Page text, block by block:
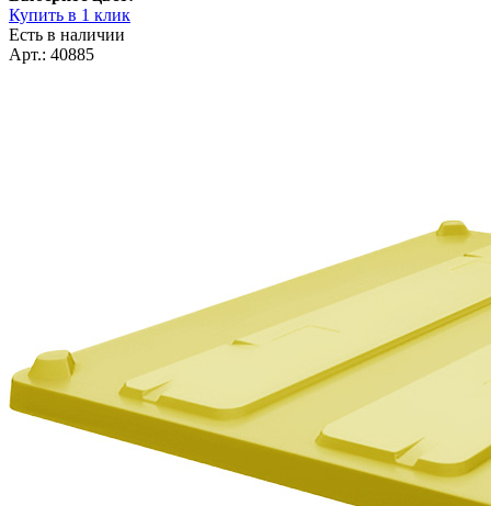
Купить в 1 клик
Есть в наличии
Арт.: 40885